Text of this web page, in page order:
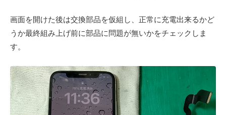
画面を開けた後は交換部品を仮組し、正常に充電出来るかど
うか最終組み上げ前に部品に問題が無いかをチェックしま
す。